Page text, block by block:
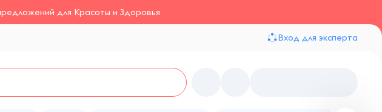
для Красоты и Здоровья
Вход для эксперта